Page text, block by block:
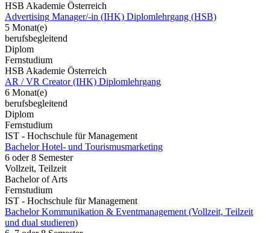
HSB Akademie Österreich
Advertising Manager/-in (IHK) Diplomlehrgang (HSB)
5 Monat(e)
berufsbegleitend
Diplom
Fernstudium
HSB Akademie Österreich
AR / VR Creator (IHK) Diplomlehrgang
6 Monat(e)
berufsbegleitend
Diplom
Fernstudium
IST - Hochschule für Management
Bachelor Hotel- und Tourismusmarketing
6 oder 8 Semester
Vollzeit, Teilzeit
Bachelor of Arts
Fernstudium
IST - Hochschule für Management
Bachelor Kommunikation & Eventmanagement (Vollzeit, Teilzeit
und dual studieren)